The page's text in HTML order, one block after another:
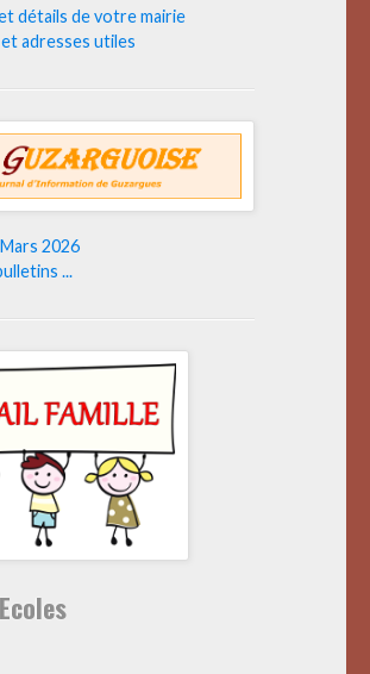
détails de votre mairie
adresses utiles
2026
...